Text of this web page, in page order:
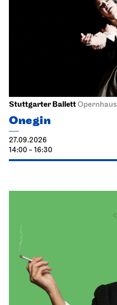
Stuttgarter BallettOpernhaus
Onegin
27.09.2026
14:00 - 16:30